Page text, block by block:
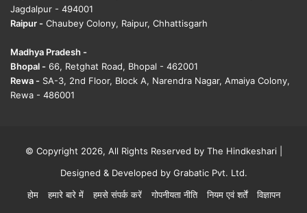
Jagdalpur - 494001
Raipur - Chaubey Colony, Raipur, Chhattisgarh
Madhya Pradesh -
Bhopal - 66, Retghat Road, Bhopal - 462001
Rewa - SA-3, 2nd Floor, Block A, Narendra Nagar, Amaiya Colony,
Rewa - 486001
© Copyright 2026, All Rights Reserved by The Hindkeshari |
Designed & Developed by Grabatic Pvt. Ltd.
होम
हमारे बारे में हमसे संपर्क करें गोपनीयता नीति नियम एवं शर्तें
विज्ञापन